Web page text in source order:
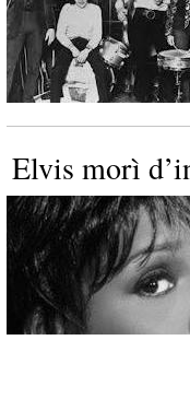
Elvis morì